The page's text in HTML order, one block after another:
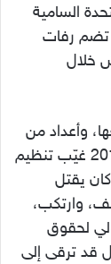
السامية
جماعية تضم رفات
خلال
وأعداد من
دُفنوا فيها، وهوياتهم. وبين عامي 2014 و2017 غيّب تنظيم
يقتل
وارتكب،
لحقوق
قد ترقى إلى